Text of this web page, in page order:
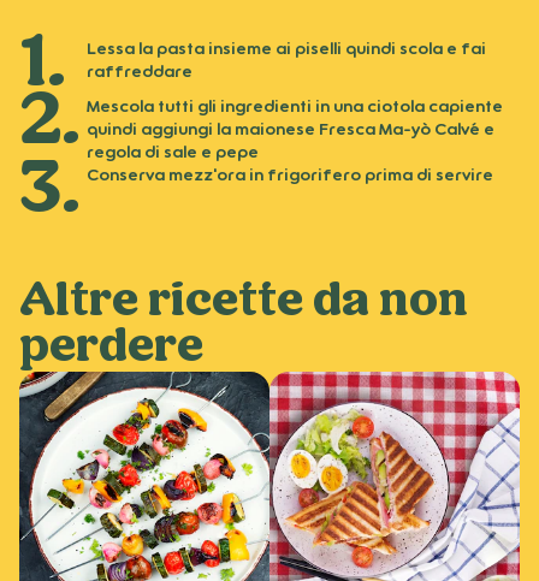
Lessa la pasta insieme ai piselli quindi scola e fai
raffreddare
Mescola tutti gli ingredienti in una ciotola capiente
quindi aggiungi la maionese Fresca Ma-yò Calvé e
regola di sale e pepe
Conserva mezz'ora in frigorifero prima di servire
Altre ricette da non
perdere